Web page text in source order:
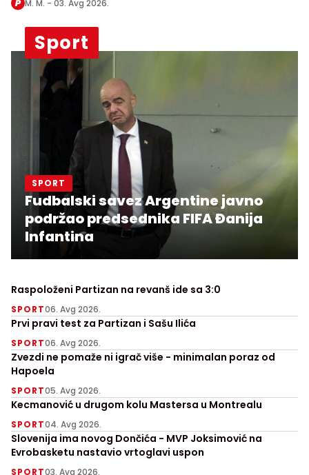
M. M. - 03. Avg 2026.
Sport
SPORT
Fudbalski savez Argentine javno
podržao predsednika FIFA Đanija
Infantina
Raspoloženi Partizan na revanš ide sa 3:0
SPORT06. Avg 2026.
Prvi pravi test za Partizan i Sašu Ilića
SPORT06. Avg 2026.
Zvezdi ne pomaže ni igrač više - minimalan poraz od
Hapoela
SPORT05. Avg 2026.
Kecmanović u drugom kolu Mastersa u Montrealu
SPORT04. Avg 2026.
Slovenija ima novog Dončića - MVP Joksimović na
Evrobasketu nastavio vrtoglavi uspon
SPORT03. Avg 2026.